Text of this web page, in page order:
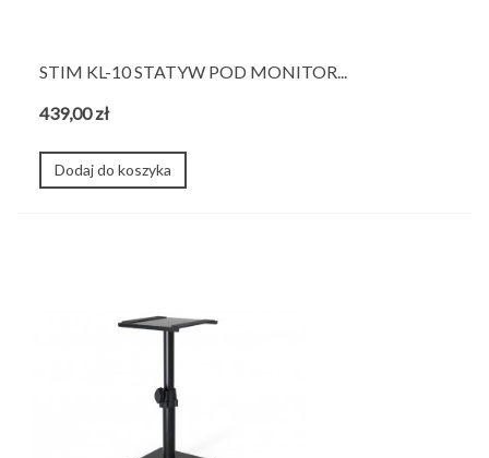
STIM KL-10 STATYW POD MONITOR...
439,00 zł
Dodaj do koszyka